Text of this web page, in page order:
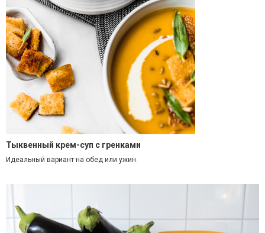
Тыквенный крем-суп с гренками
Идеальный вариант на обед или ужин.